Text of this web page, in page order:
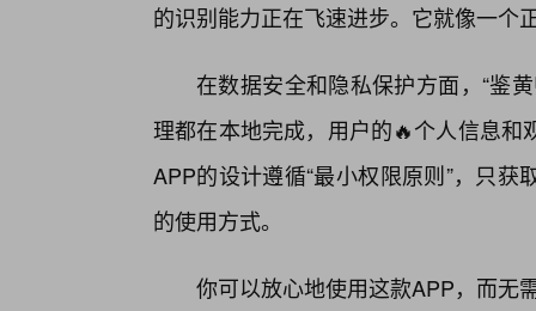
的识别能力正在飞速进步。它就像一个
在数据安全和隐私保护方面，“鉴
理都在本地完成，用户的🔥个人信息
APP的设计遵循“最小权限原则”，只
的使用方式。
你可以放心地使用这款APP，而无